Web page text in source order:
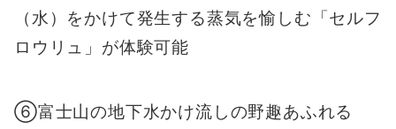
（水）をかけて発生する蒸気を愉しむ「セルフ
ロウリュ」が体験可能
⑥富士山の地下水かけ流しの野趣あふれる